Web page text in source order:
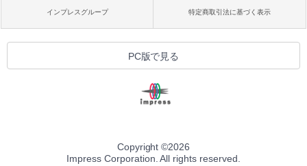
インプレスグループ 特定商取引法に基づく表示
PC版で見る
Copyright ©2026
Impress Corporation. All rights reserved.